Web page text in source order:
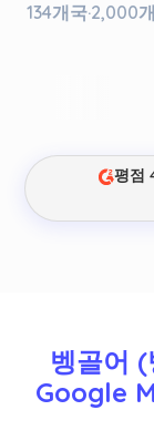
134개국·2,000
평점
벵골어
Google